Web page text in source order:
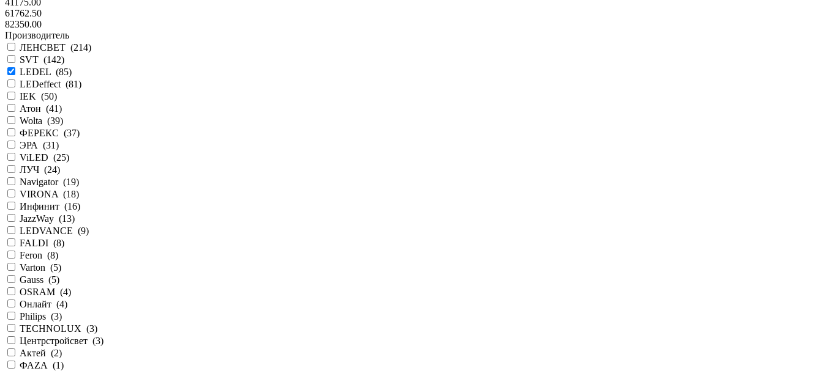
41175.00
61762.50
82350.00
Производитель
ЛЕНСВЕТ (214)
SVT (142)
LEDEL (85)
LEDeffect (81)
IEK (50)
Атон (41)
Wolta (39)
ФЕРЕКС (37)
ЭРА (31)
ViLED (25)
ЛУЧ (24)
Navigator (19)
VIRONA (18)
Инфинит (16)
JazzWay (13)
LEDVANCE (9)
FALDI (8)
Feron (8)
Varton (5)
Gauss (5)
OSRAM (4)
Онлайт (4)
Philips (3)
TECHNOLUX (3)
Центрстройсвет (3)
Актей (2)
ФАZА (1)